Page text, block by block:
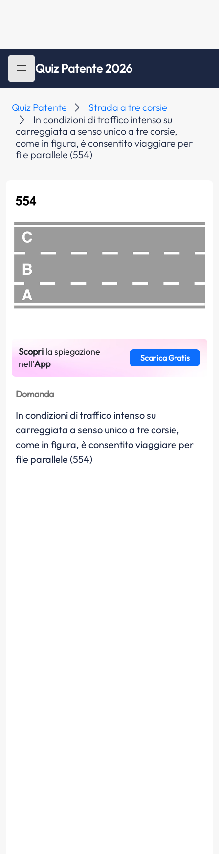
Quiz Patente 2026
Quiz Patente
Strada a tre corsie
In condizioni di traffico intenso su
carreggiata a senso unico a tre corsie,
come in figura, è consentito viaggiare per
file parallele (554)
Scopri la spiegazione
nell'App
Scarica Gratis
Domanda
In condizioni di traffico intenso su
carreggiata a senso unico a tre corsie,
come in figura, è consentito viaggiare per
file parallele (554)